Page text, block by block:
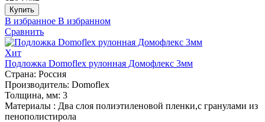
Купить
В избранное В избранном
Сравнить
Хит
Подложка Domoflex рулонная Домофлекс 3мм
Страна: Россия
Производитель: Domoflex
Толщина, мм: 3
Материалы : Два слоя полиэтиленовой пленки,с гранулами из
пенополистирола